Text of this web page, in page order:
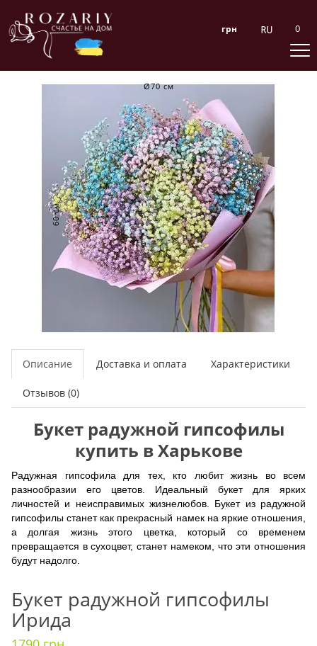
грн 0
Ø70 см
60 см
Описание Доставка и оплата Характеристики
Отзывов (0)
Букет радужной гипсофилы
купить в Харькове
Радужная гипсофила для тех, кто любит жизнь во всем
разнообразии его цветов. Идеальный букет для ярких
личностей и неисправимых жизнелюбов. Букет из радужной
гипсофилы станет как прекрасный намек на яркие отношения,
а долгая жизнь этого цветка, который со временем
превращается в сухоцвет, станет намеком, что эти отношения
будут надолго.
Букет радужной гипсофилы
Ирида